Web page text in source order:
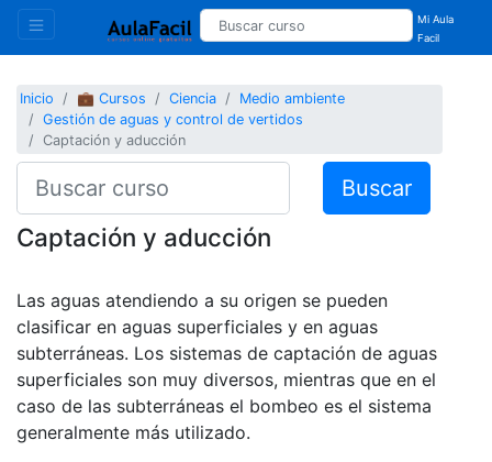
Mi Aula
Facil
Inicio 💼 Cursos Ciencia
Medio ambiente
Gestión de aguas y control de vertidos
Captación y aducción
Buscar
Captación y aducción
Las aguas atendiendo a su origen se pueden
clasificar en aguas superficiales y en aguas
subterráneas. Los sistemas de captación de aguas
superficiales son muy diversos, mientras que en el
caso de las subterráneas el bombeo es el sistema
generalmente más utilizado.